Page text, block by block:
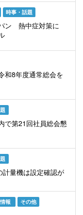
時事・話題
ン 熱中症対策に
和8年度通常総会を
で第21回社員総会懇
量機は設定確認が
報
その他